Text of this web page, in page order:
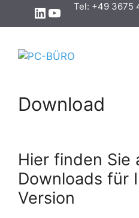
Tel: +49 3675
Download
Hier finden Sie
Downloads für
Version